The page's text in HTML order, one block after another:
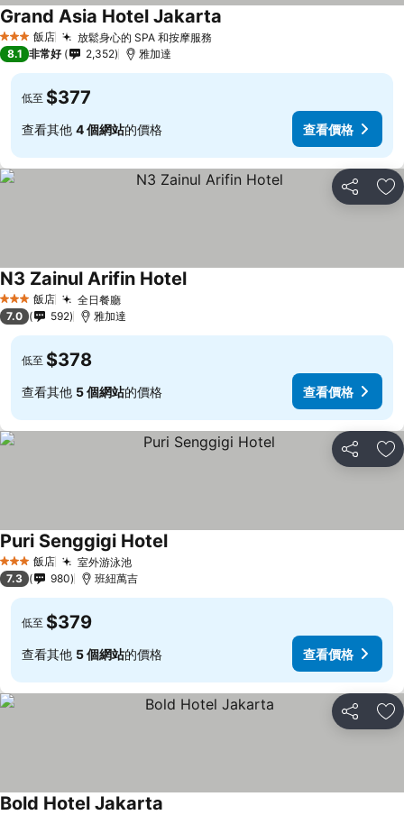
3 星級 飯店 放鬆身心的 SPA 和按摩服務
Grand Asia Hotel Jakarta
8.1 非常好 2,352 雅加達
低至 $377
查看其他 4 個網站的價格 查看價格
分享 加
3 星級 飯店 全日餐廳
N3 Zainul Arifin Hotel
7.0 592 雅加達
低至 $378
查看其他 5 個網站的價格 查看價格
分享 加
3 星級 飯店 室外游泳池
Puri Senggigi Hotel
7.3 980 班紐萬吉
低至 $379
查看其他 5 個網站的價格 查看價格
分享 加
Bold Hotel Jakarta